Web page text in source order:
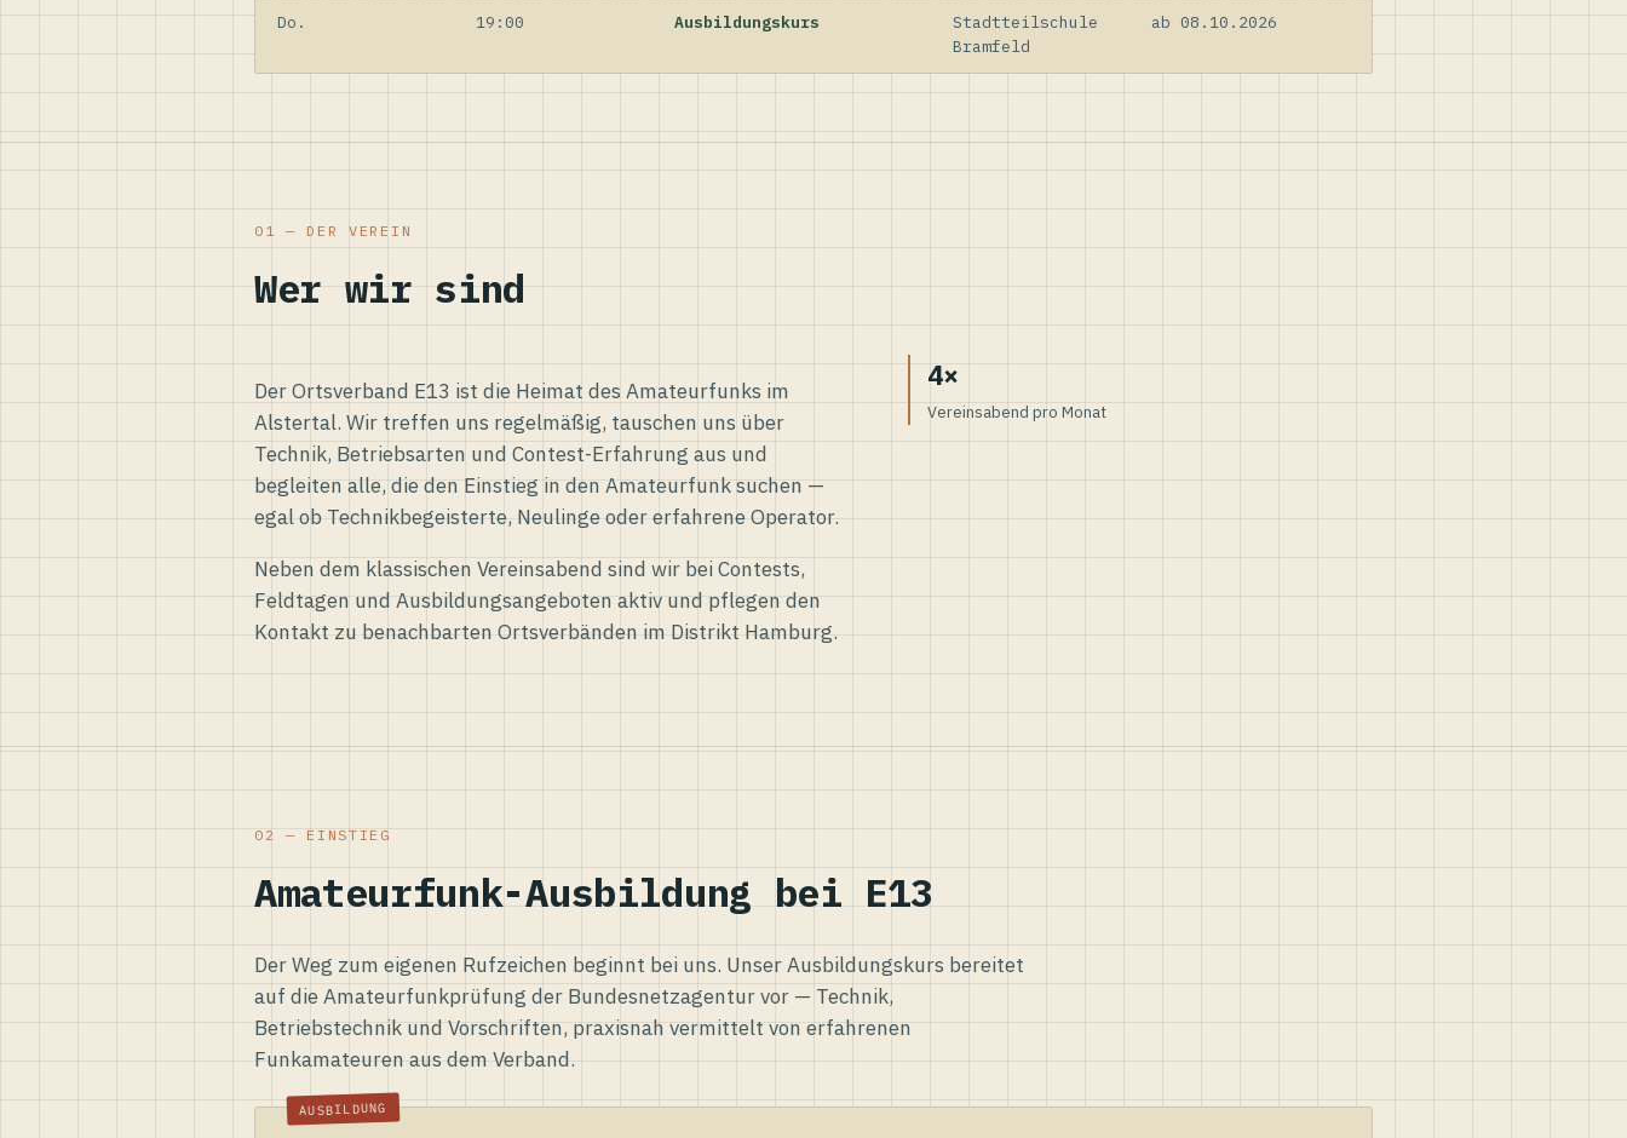
Do. 19:00 Ausbildungskurs
Stadtteilschule
Bramfeld
ab 08.10.2026
01 — DER VEREIN
Wer wir sind
Der Ortsverband E13 ist die Heimat des Amateurfunks im
Alstertal. Wir treffen uns regelmäßig, tauschen uns über
Technik, Betriebsarten und Contest-Erfahrung aus und
begleiten alle, die den Einstieg in den Amateurfunk suchen —
egal ob Technikbegeisterte, Neulinge oder erfahrene Operator.
Neben dem klassischen Vereinsabend sind wir bei Contests,
Feldtagen und Ausbildungsangeboten aktiv und pflegen den
Kontakt zu benachbarten Ortsverbänden im Distrikt Hamburg.
4×
Vereinsabend pro Monat
02 — EINSTIEG
Amateurfunk-Ausbildung bei E13
Der Weg zum eigenen Rufzeichen beginnt bei uns. Unser Ausbildungskurs bereitet
auf die Amateurfunkprüfung der Bundesnetzagentur vor — Technik,
Betriebstechnik und Vorschriften, praxisnah vermittelt von erfahrenen
Funkamateuren aus dem Verband.